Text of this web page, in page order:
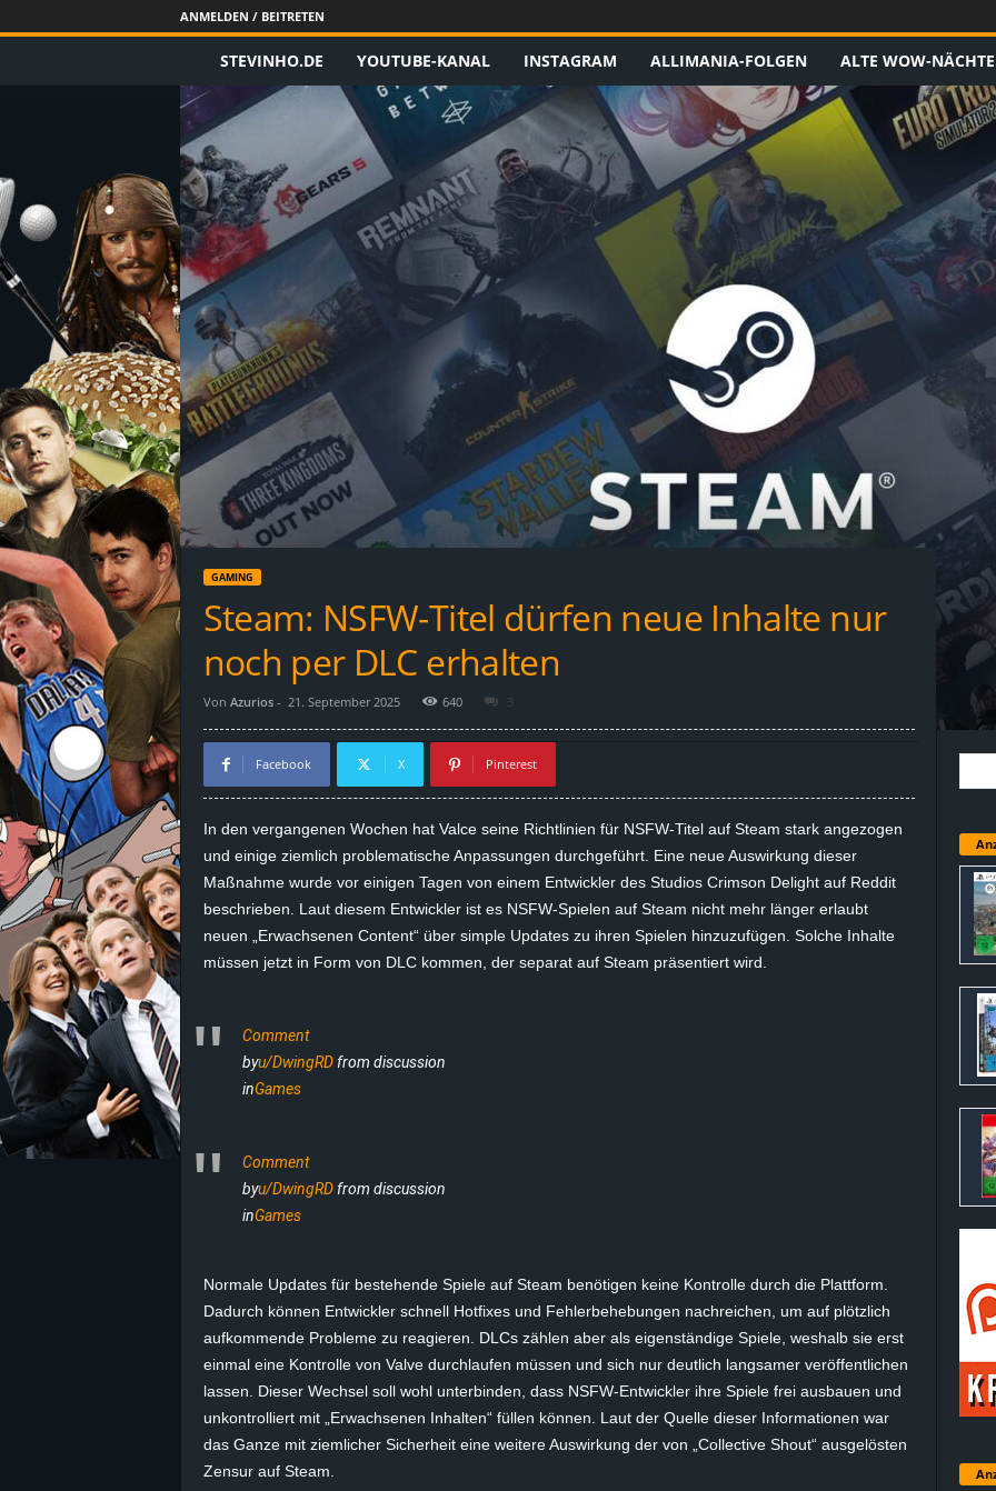
ANMELDEN / BEITRETEN
e
v
n
h
o
e
i
n
s
g
z
n
e
r
STEVINHO.DE YOUTUBE-KANAL INSTAGRAM ALLIMANIA-FOLGEN ALTE WOW-NÄCHTE
GAMING
Steam: NSFW-Titel dürfen neue Inhalte nur
noch per DLC erhalten
Von Azurios- 21. September 2025 640 3
Facebook X Pinterest
In den vergangenen Wochen hat Valceseine Richtlinien für NSFW-Titelauf Steam stark angezogen
und einige ziemlich problematische Anpassungen durchgeführt. Eine neue Auswirkung dieser
Maßnahme wurde vor einigen Tagen von einem Entwickler des Studios Crimson Delightauf Reddit
beschrieben. Laut diesem Entwickler ist es NSFW-Spielen auf Steam nicht mehr länger erlaubt
neuen „Erwachsenen Content“ über simple Updates zu ihren Spielen hinzuzufügen. Solche Inhalte
müssen jetzt in Form von DLC kommen, der separat auf Steam präsentiert wird.
Comment
byu/DwingRDfrom discussion
inGames
Comment
byu/DwingRDfrom discussion
inGames
Normale Updates für bestehende Spiele auf Steam benötigen keine Kontrolle durch die Plattform.
Dadurch können Entwickler schnell Hotfixes und Fehlerbehebungen nachreichen, um auf plötzlich
aufkommende Probleme zu reagieren. DLCszählen aber als eigenständige Spiele, weshalb sie erst
einmal eine Kontrolle von Valvedurchlaufen müssen und sich nur deutlich langsamer veröffentlichen
lassen. Dieser Wechsel soll wohl unterbinden, dass NSFW-Entwicklerihre Spiele frei ausbauen und
unkontrolliert mit „Erwachsenen Inhalten“ füllen können. Laut der Quelle dieser Informationen war
das Ganze mit ziemlicher Sicherheit eine weitere Auswirkung der von „ Collective Shout“ ausgelösten
Zensur auf Steam.